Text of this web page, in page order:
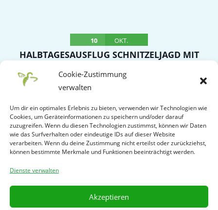
Cookie-Zustimmung
verwalten
Um dir ein optimales Erlebnis zu bieten, verwenden wir Technologien wie
Cookies, um Geräteinformationen zu speichern und/oder darauf
zuzugreifen. Wenn du diesen Technologien zustimmst, können wir Daten
wie das Surfverhalten oder eindeutige IDs auf dieser Website
verarbeiten. Wenn du deine Zustimmung nicht erteilst oder zurückziehst,
können bestimmte Merkmale und Funktionen beeinträchtigt werden.
Dienste verwalten
Akzeptieren
10 OKT.
HALBTAGESAUSFLUG SCHNITZELJAGD MIT
TREFFPUNKT WITTUMHALLE
VERANSTALTUNGSDETAIL
Powered by Modern Events Calendar